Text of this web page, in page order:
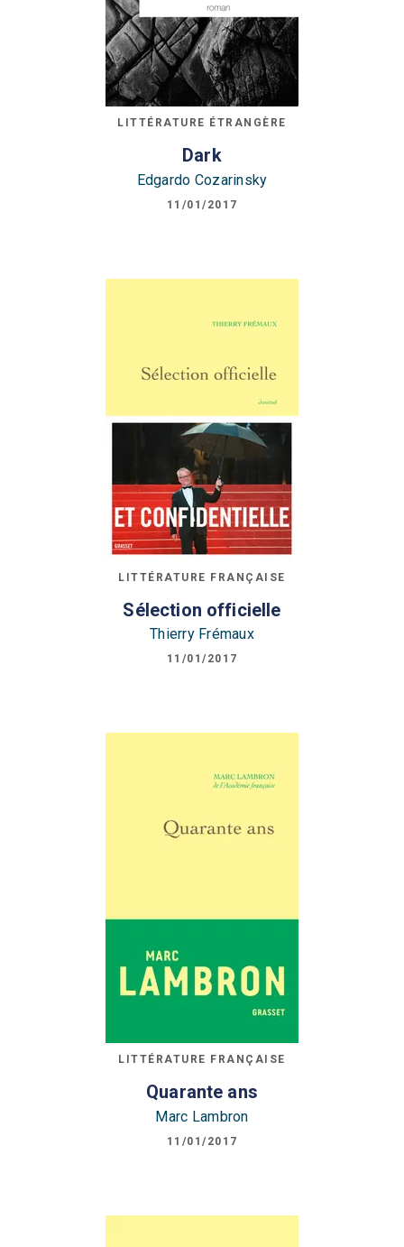
LITTÉRATURE ÉTRANGÈRE
Dark
Edgardo Cozarinsky
11/01/2017
LITTÉRATURE FRANÇAISE
Sélection officielle
Thierry Frémaux
11/01/2017
LITTÉRATURE FRANÇAISE
Quarante ans
Marc Lambron
11/01/2017